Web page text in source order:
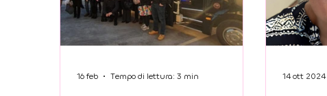
16 feb Tempo di lettura: 3 min 14 ott 2024